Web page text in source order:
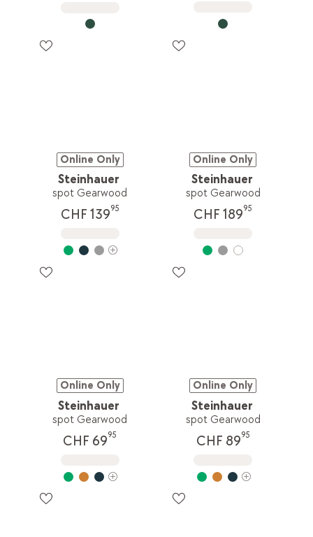
Online Only
Steinhauer
spot Gearwood
CHF 13995
Online Only
Steinhauer
spot Gearwood
CHF 18995
Online Only
Steinhauer
spot Gearwood
CHF 6995
Online Only
Steinhauer
spot Gearwood
CHF 8995